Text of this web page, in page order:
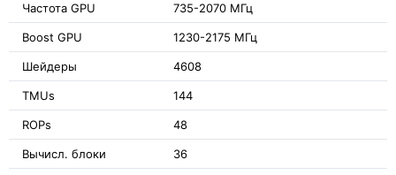
Частота GPU 735-2070 МГц
Boost GPU 1230-2175 МГц
Шейдеры 4608
TMUs 144
ROPs 48
Вычисл. блоки 36